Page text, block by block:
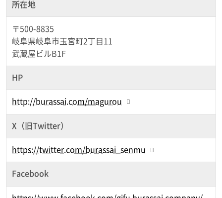
所在地
〒500-8835
岐阜県岐阜市玉宮町2丁目11
武蔵屋ビルB1F
HP
http://burassai.com/magurou
X（旧Twitter）
https://twitter.com/burassai_senmu
Facebook